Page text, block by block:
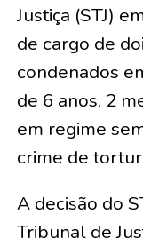
Justiça (STJ)
de cargo de
condenados
de 6 anos, 2
em regime
crime de
A decisão do
Tribunal de